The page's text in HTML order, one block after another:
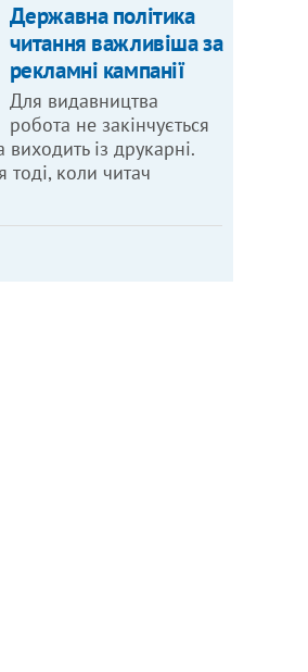
Державна політика
читання важливіша за
рекламні кампанії
Для видавництва
робота не закінчується
із друкарні.
тоді, коли читач